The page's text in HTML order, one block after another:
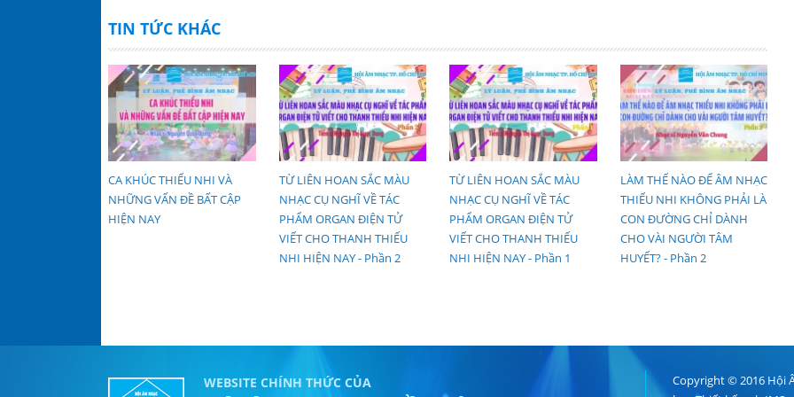
TIN TỨC KHÁC
CA KHÚC THIẾU NHI VÀ
NHỮNG VẤN ĐỀ BẤT CẬP
HIỆN NAY
TỪ LIÊN HOAN SẮC MÀU
NHẠC CỤ NGHĨ VỀ TÁC
PHẨM ORGAN ĐIỆN TỬ
VIẾT CHO THANH THIẾU
NHI HIỆN NAY - Phần 2
TỪ LIÊN HOAN SẮC MÀU
NHẠC CỤ NGHĨ VỀ TÁC
PHẨM ORGAN ĐIỆN TỬ
VIẾT CHO THANH THIẾU
NHI HIỆN NAY - Phần 1
LÀM THẾ NÀO ĐỂ ÂM NHẠC
THIẾU NHI KHÔNG PHẢI LÀ
CON ĐƯỜNG CHỈ DÀNH
CHO VÀI NGƯỜI TÂM
HUYẾT? - Phần 2
WEBSITE CHÍNH THỨC CỦA
Copyright © 2016 Hội